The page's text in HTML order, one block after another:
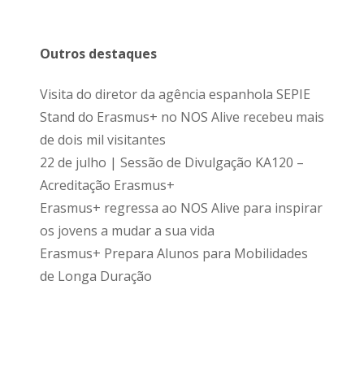
Outros destaques
Visita do diretor da agência espanhola SEPIE
Stand do Erasmus+ no NOS Alive recebeu mais
de dois mil visitantes
22 de julho | Sessão de Divulgação KA120 –
Acreditação Erasmus+
Erasmus+ regressa ao NOS Alive para inspirar
os jovens a mudar a sua vida
Erasmus+ Prepara Alunos para Mobilidades
de Longa Duração